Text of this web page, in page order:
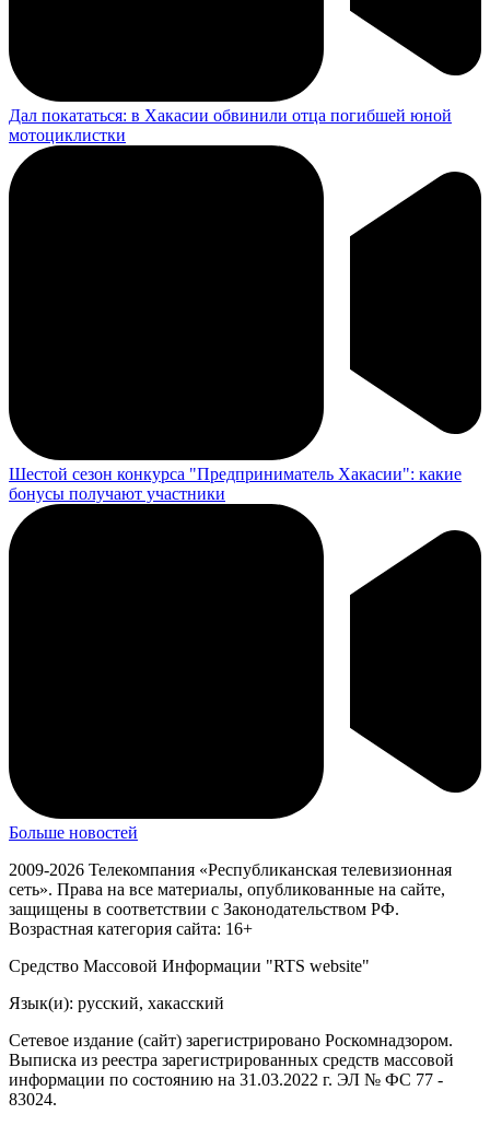
Дал покататься: в Хакасии обвинили отца погибшей юной
мотоциклистки
Шестой сезон конкурса "Предприниматель Хакасии": какие
бонусы получают участники
Больше новостей
2009-2026 Телекомпания «Республиканская телевизионная
сеть». Права на все материалы, опубликованные на сайте,
защищены в соответствии с Законодательством РФ.
Возрастная категория сайта: 16+
Средство Массовой Информации "RTS website"
Язык(и): русский, хакасский
Сетевое издание (сайт) зарегистрировано Роскомнадзором.
Выписка из реестра зарегистрированных средств массовой
информации по состоянию на 31.03.2022 г. ЭЛ № ФС 77 -
83024.